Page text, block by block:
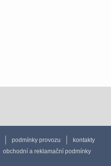
podmínky provozu
kontakty
obchodní a reklamační podmínky